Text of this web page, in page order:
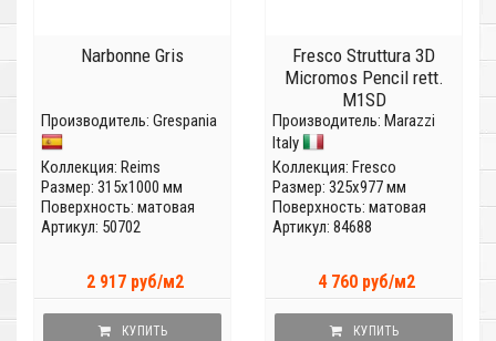
Narbonne Gris
Производитель: Grespania
Коллекция: Reims
Размер: 315x1000 мм
Поверхность: матовая
Артикул: 50702
2 917 руб/м2
КУПИТЬ
Fresco Struttura 3D
Micromos Pencil rett.
M1SD
Производитель: Marazzi
Italy
Коллекция: Fresco
Размер: 325x977 мм
Поверхность: матовая
Артикул: 84688
4 760 руб/м2
КУПИТЬ